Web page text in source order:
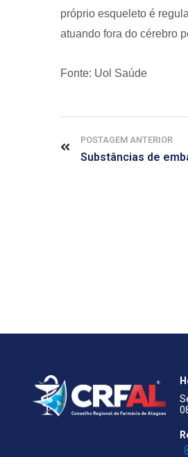
próprio esqueleto é
atuando fora do cérebro
Fonte: Uol Saúde
POSTAGEM ANTERIOR